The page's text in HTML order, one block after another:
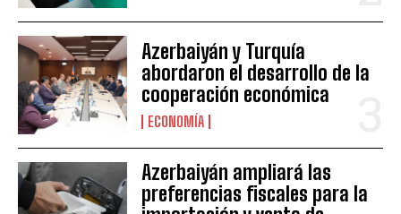
Azerbaiyán y Turquía
abordaron el desarrollo de la
cooperación económica
ECONOMÍA
Azerbaiyán ampliará las
preferencias fiscales para la